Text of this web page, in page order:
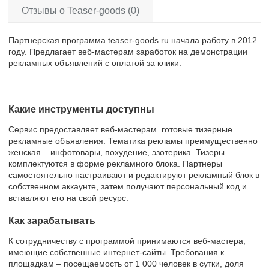
Отзывы о Teaser-goods (0)
Партнерская программа teaser-goods.ru начала работу в 2012
году. Предлагает веб-мастерам заработок на демонстрации
рекламных объявлений с оплатой за клики.
Какие инструменты доступны
Сервис предоставляет веб-мастерам готовые тизерные
рекламные объявления. Тематика рекламы преимущественно
женская – инфотовары, похудение, эзотерика. Тизеры
комплектуются в форме рекламного блока. Партнеры
самостоятельно настраивают и редактируют рекламный блок в
собственном аккаунте, затем получают персональный код и
вставляют его на свой ресурс.
Как зарабатывать
К сотрудничеству с программой принимаются веб-мастера,
имеющие собственные интернет-сайты. Требования к
площадкам – посещаемость от 1 000 человек в сутки, доля